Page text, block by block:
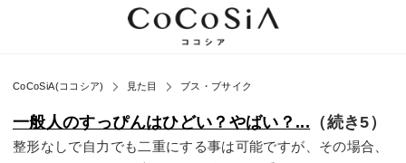
CoCoSiA(ココシア) 見た目 ブス・ブサイク
一般人のすっぴんはひどい？やばい？... （続き5）
整形なしで自力でも二重にする事は可能ですが、その場合、